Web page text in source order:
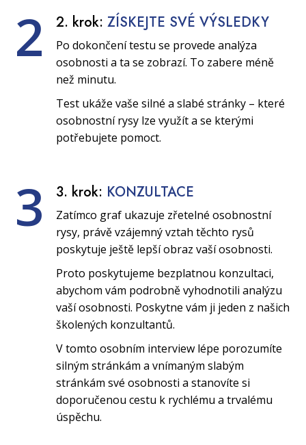
2 2. krok: ZÍSKEJTE SVÉ VÝSLEDKY
Po dokončení testu se provede analýza
osobnosti a ta se zobrazí. To zabere méně
než minutu.
Test ukáže vaše silné a slabé stránky – které
osobnostní rysy lze využít a se kterými
potřebujete pomoct.
3 3. krok: KONZULTACE
Zatímco graf ukazuje zřetelné osobnostní
rysy, právě vzájemný vztah těchto rysů
poskytuje ještě lepší obraz vaší osobnosti.
Proto poskytujeme bezplatnou konzultaci,
abychom vám podrobně vyhodnotili analýzu
vaší osobnosti. Poskytne vám ji jeden z našich
školených konzultantů.
V tomto osobním interview lépe porozumíte
silným stránkám a vnímaným slabým
stránkám své osobnosti a stanovíte si
doporučenou cestu k rychlému a trvalému
úspěchu.